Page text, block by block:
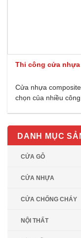
Thi công cửa
Cửa nhựa
chọn của nhiều
DANH MỤC
CỬA GỖ
CỬA NHỰA
CỬA CHỐNG CHÁY
NỘI THẤT